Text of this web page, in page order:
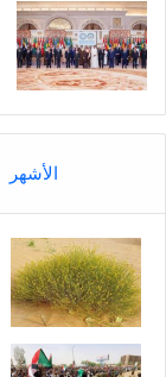
الأشهر